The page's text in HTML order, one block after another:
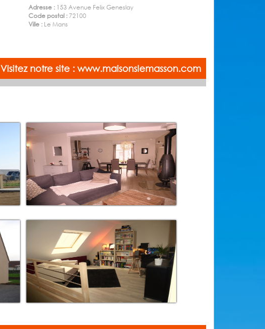
Adresse : 153 Avenue Felix Geneslay
Code postal : 72100
Ville : Le Mans
Visitez notre site : www.maisonslemasson.com